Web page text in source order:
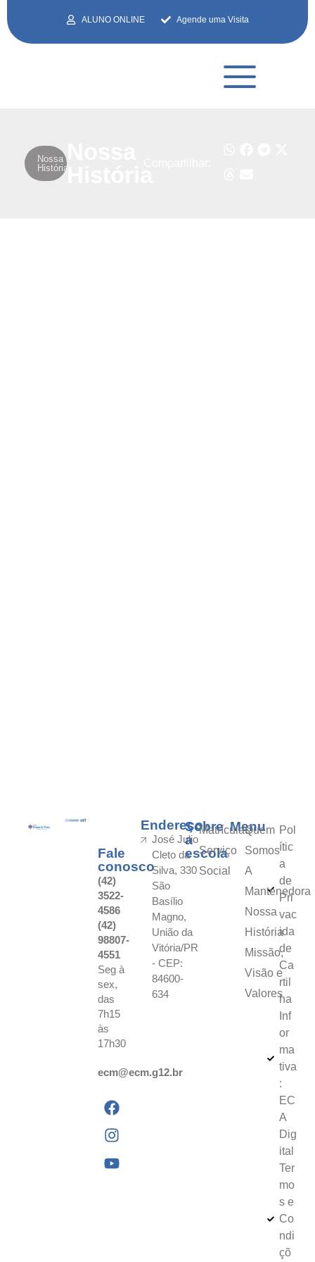
ALUNO ONLINE Agende uma Visita
Nossa
HistóriaHistória
Fale
conosco
(42)
3522-
4586
(42)
98807-
4551
Seg à
sex,
das
7h15
às
17h30
ecm@ecm.g12.br
Endereço
José Julio
Cleto da
Silva, 330
São
Basílio
Magno,
União da
Vitória/PR
- CEP:
84600-
634
Sobre
a
escola
Matrículas
Serviço
Social
Menu
Quem
Somos
A
Mantenedora
Nossa
História
Missão,
Visão e
Valores
Pol
ític
a
de
Pri
vac
ida
de
Ca
rtil
ha
Inf
or
ma
tiva
:
EC
A
Dig
ital
Ter
mo
s e
Co
ndi
çõ